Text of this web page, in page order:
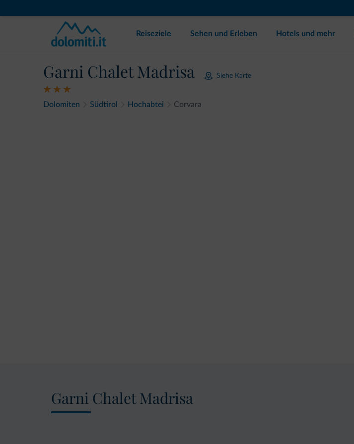
Reiseziele Sehen und Erleben Hotels und mehr
Garni Chalet Madrisa Siehe Karte
Dolomiten Südtirol Hochabtei Corvara
Garni Chalet Madrisa